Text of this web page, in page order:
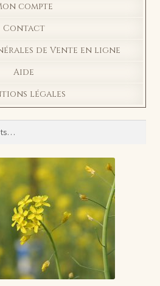
compte
Contact
de Vente en ligne
Aide
légales